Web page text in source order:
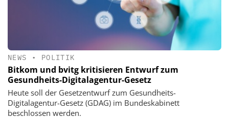
NEWS • POLITIK
Bitkom und bvitg kritisieren Entwurf zum
Gesundheits-Digitalagentur-Gesetz
Heute soll der Gesetzentwurf zum Gesundheits-
Digitalagentur-Gesetz (GDAG) im Bundeskabinett
beschlossen werden.